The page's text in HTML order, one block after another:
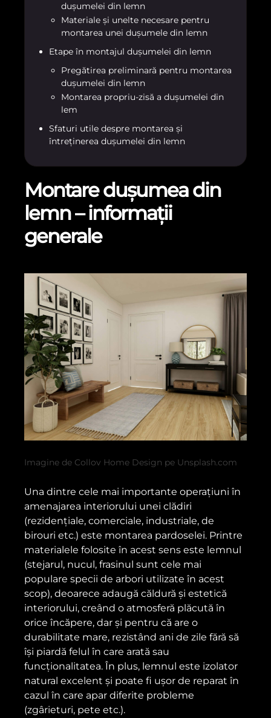
dușumelei din lemn
Materiale și unelte necesare pentru
montarea unei dușumele din lemn
Etape în montajul dușumelei din lemn
Pregătirea preliminară pentru montarea
dușumelei din lemn
Montarea propriu-zisă a dușumelei din
lem
Sfaturi utile despre montarea și
întreținerea dușumelei din lemn
Montare dușumea din
lemn – informații
generale
Imagine de Collov Home Design pe Unsplash.com
Una dintre cele mai importante operațiuni în
amenajarea interiorului unei clădiri
(rezidențiale, comerciale, industriale, de
birouri etc.) este montarea pardoselei. Printre
materialele folosite în acest sens este lemnul
(stejarul, nucul, frasinul sunt cele mai
populare specii de arbori utilizate în acest
scop), deoarece adaugă căldură și estetică
interiorului, creând o atmosferă plăcută în
orice încăpere, dar și pentru că are o
durabilitate mare, rezistând ani de zile fără să
își piardă felul în care arată sau
funcționalitatea. În plus, lemnul este izolator
natural excelent și poate fi ușor de reparat în
cazul în care apar diferite probleme
(zgârieturi, pete etc.).